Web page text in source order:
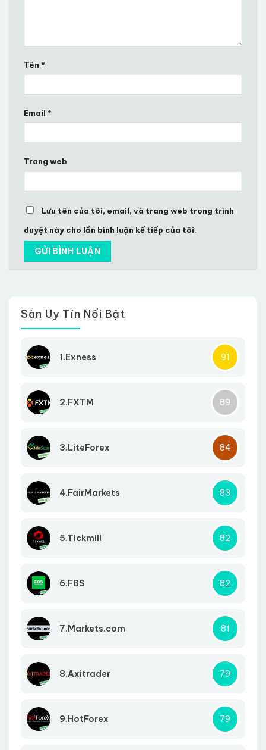
Tên *
Email *
Trang web
Lưu tên của tôi, email, và trang web trong trình
duyệt này cho lần bình luận kế tiếp của tôi.
Sàn Uy Tín Nổi Bật
1.Exness 91
2.FXTM 89
3.LiteForex 84
4.FairMarkets 83
5.Tickmill 82
6.FBS 82
7.Markets.com 81
8.Axitrader 79
9.HotForex 79